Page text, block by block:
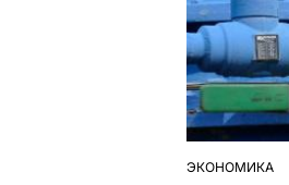
ОПУБЛІКУВАТИ
ЭКОНОМИКА